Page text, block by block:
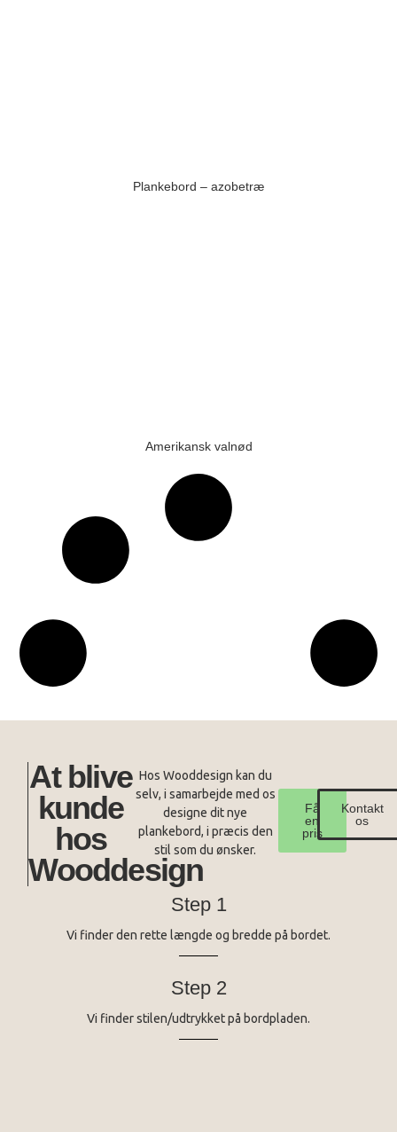
Plankebord – azobetræ
Amerikansk valnød
At blive
kunde
hos
Wooddesign
Hos Wooddesign kan du
selv, i samarbejde med os
designe dit nye
plankebord, i præcis den
stil som du ønsker.
Få
en
pris
Kontakt
os
Step 1
Vi finder den rette længde og bredde på bordet.
Step 2
Vi finder stilen/udtrykket på bordpladen.